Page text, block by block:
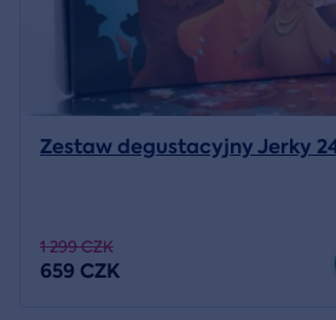
Zestaw degustacyjny Jerky
1 299 CZK
659 CZK